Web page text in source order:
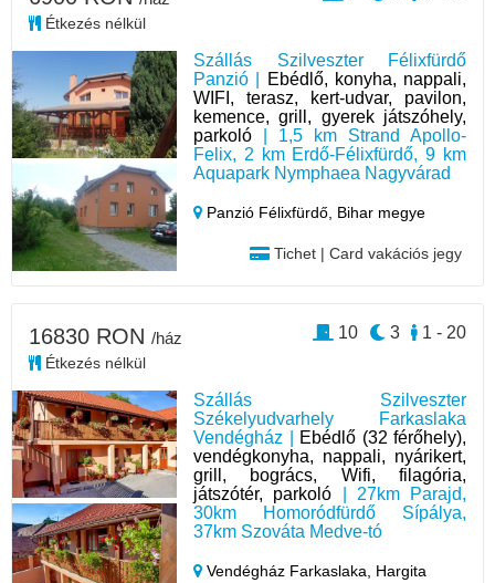
Szállás Szilveszter Félixfürdő
Panzió |
Ebédlő, konyha, nappali,
WIFI, terasz, kert-udvar, pavilon,
kemence, grill, gyerek játszóhely,
parkoló | 1,5 km Strand Apollo-
Felix, 2 km Erdő-Félixfürdő, 9 km
Aquapark Nymphaea Nagyvárad
Panzió Félixfürdő, Bihar megye
Tichet | Card vakációs jegy
Étkezés nélkül
Szállás Szilveszter
Székelyudvarhely Farkaslaka
Vendégház |
Ebédlő (32 férőhely),
vendégkonyha, nappali, nyárikert,
grill, bogrács, Wifi, filagória,
játszótér, parkoló | 27km Parajd,
30km Homoródfürdő Sípálya,
37km Szováta Medve-tó
Vendégház Farkaslaka, Hargita
16830 RON /ház
Étkezés nélkül
1 - 20
3
10